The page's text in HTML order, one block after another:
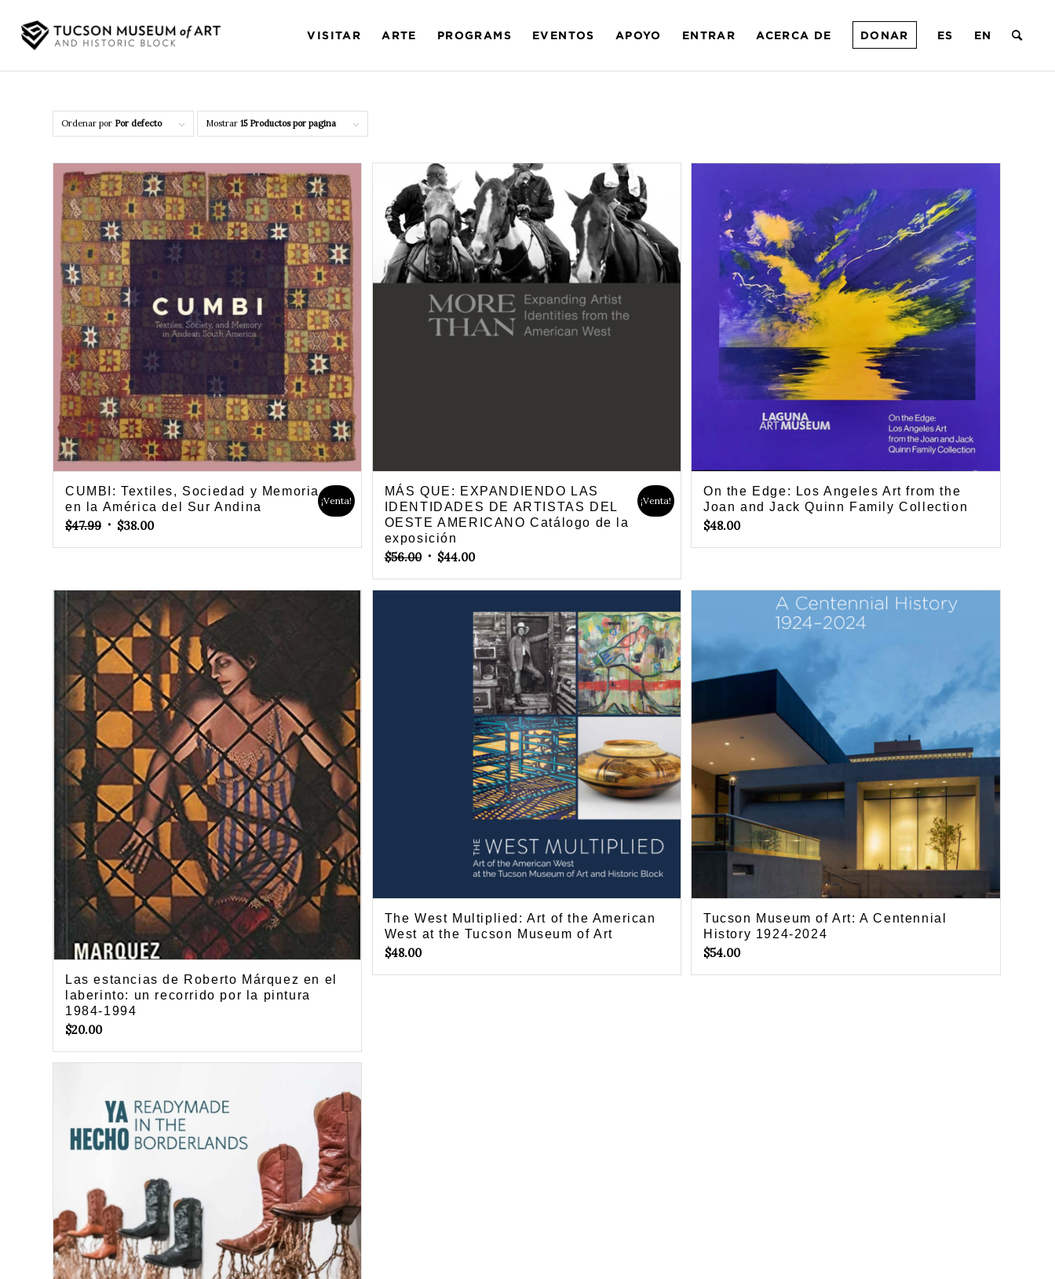
VISITAR ARTE PROGRAMS EVENTOS APOYO ENTRAR ACERCA DE DONAR ES EN
Ordenar por Por defecto Mostrar 15 Productos por pagina
CUMBI: Textiles, Sociedad y Memoria
en la América del Sur Andina
$47.99 Original
$38.00Current
¡Venta!
MÁS QUE: EXPANDIENDO LAS
IDENTIDADES DE ARTISTAS DEL
OESTE AMERICANO Catálogo de la
exposición
$56.00 Original
was:
$44.00Current
is:
$44.00.
¡Venta!
On the Edge: Los Angeles Art from the
Joan and Jack Quinn Family Collection
$48.00
Las estancias de Roberto Márquez en el
laberinto: un recorrido por la pintura
1984-1994
$20.00
The West Multiplied: Art of the American
West at the Tucson Museum of Art
$48.00
Tucson Museum of Art: A Centennial
History 1924-2024
$54.00